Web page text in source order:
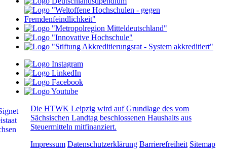
Die HTWK Leipzig wird auf Grundlage des vom
Sächsischen Landtag beschlossenen Haushalts aus
Steuermitteln mitfinanziert.
Impressum Datenschutzerklärung Barrierefreiheit Sitemap